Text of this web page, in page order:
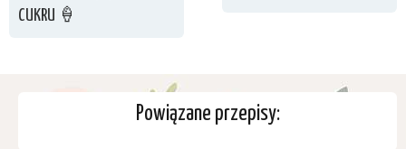
CUKRU 🍦
Powiązane przepisy: